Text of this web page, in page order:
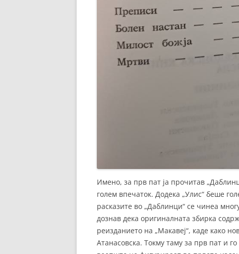
Имено, за прв пат ја прочитав
голем впечаток. Додека „Улис“ беше
расказите во „Даблинци“ се чинеа
дознав дека оригиналната збирка
реизданието на „Макавеј“, каде како
Атанасовска. Токму таму за прв пат и